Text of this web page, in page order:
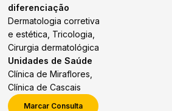
diferenciação
Dermatologia corretiva
e estética, Tricologia,
Cirurgia dermatológica
Unidades de Saúde
Clínica de Miraflores,
Clínica de Cascais
Marcar Consulta